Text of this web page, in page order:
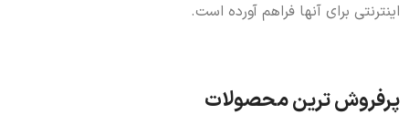
اینترنتی برای آنها فراهم آورده است.
پرفروش ترین محصولات